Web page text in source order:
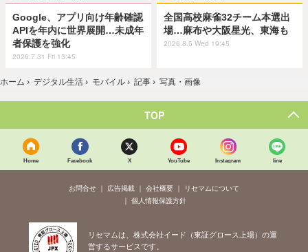
Google、アプリ向け年齢確認
APIを年内に世界展開…未成年
者保護を強化
2026.7.31 Fri 13:45
全国高校麻雀32チーム本選出
場…麻布や大阪星光、東海も
2026.8.5 Wed 19:45
ホーム › デジタル生活 › モバイル › 記事 › 写真・画像
TOP
Home Facebook X YouTube Instagram line
お問合せ 広告掲載 会社概要
リセマムについて
個人情報保護方針
リセマムは、株式会社イード（東証グロース上場）の運
営するサービスです。